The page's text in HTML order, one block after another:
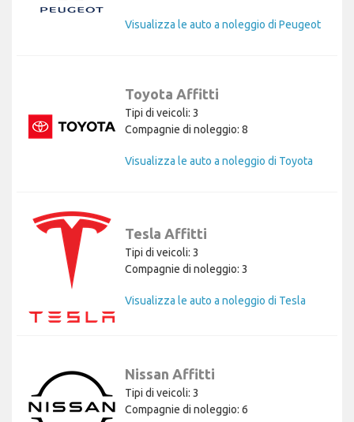
Visualizza le auto a noleggio di Peugeot
Toyota Affitti
Tipi di veicoli: 3
Compagnie di noleggio: 8
Visualizza le auto a noleggio di Toyota
Tesla Affitti
Tipi di veicoli: 3
Compagnie di noleggio: 3
Visualizza le auto a noleggio di Tesla
Nissan Affitti
Tipi di veicoli: 3
Compagnie di noleggio: 6